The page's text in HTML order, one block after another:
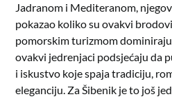
Jadranom i Mediteranom,
pokazao koliko su ovakvi
pomorskim turizmom
ovakvi jedrenjaci podsjećaju da
i iskustvo koje spaja tradiciju,
eleganciju. Za Šibenik je to još